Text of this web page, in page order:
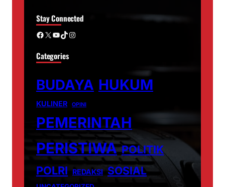
Stay Connected
Facebook X YouTube TikTok Instagram
Categories
BUDAYA HUKUM
KULINER OPINI
PEMERINTAH
PERISTIWA POLITIK
POLRI
REDAKSI SOSIAL